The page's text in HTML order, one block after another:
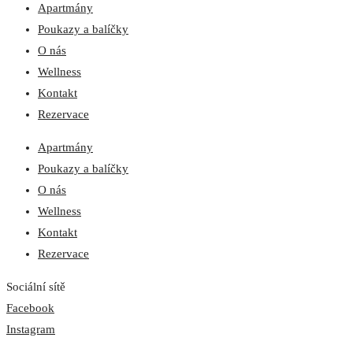
Apartmány
Poukazy a balíčky
O nás
Wellness
Kontakt
Rezervace
Apartmány
Poukazy a balíčky
O nás
Wellness
Kontakt
Rezervace
Sociální sítě
Facebook
Instagram